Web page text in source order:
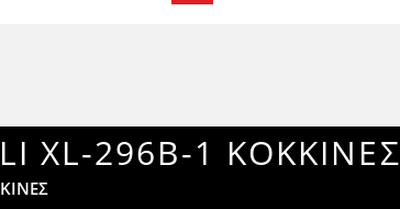
XL-296B-1 ΚΟΚΚΙΝΕΣ